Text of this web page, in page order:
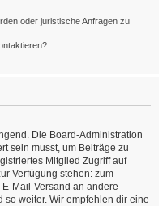
oder juristische Anfragen zu
Die Board-Administration
sein musst, um Beiträge zu
Mitglied Zugriff auf
Verfügung stehen: zum
Mail-Versand an andere
so weiter. Wir empfehlen dir eine